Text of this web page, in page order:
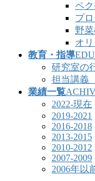
ペ
プ
野
オ
教育・指導
研究室の
担当講義
業績一覧
2022-現在
2019-2021
2016-2018
2013-2015
2010-2012
2007-2009
2006年以